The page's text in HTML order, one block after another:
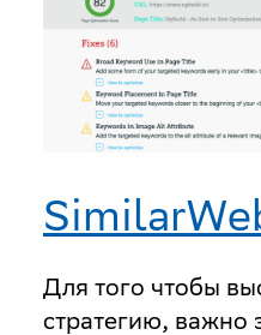
Для того чтобы
стратегию, важно